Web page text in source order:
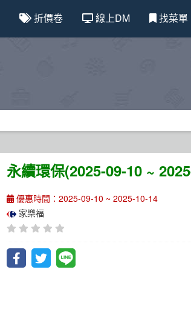
折價卷 線上DM 找菜單
永續環保(2025-09-10 ~
優惠時間：2025-09-10 ~ 2025-10-14
家樂福